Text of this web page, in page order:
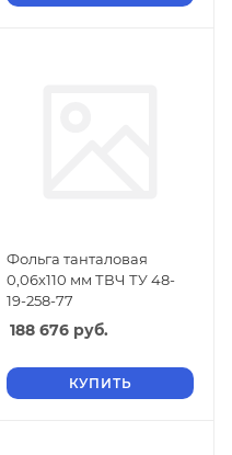
Фольга танталовая
0,06х110 мм ТВЧ ТУ 48-
19-258-77
188 676 руб.
КУПИТЬ